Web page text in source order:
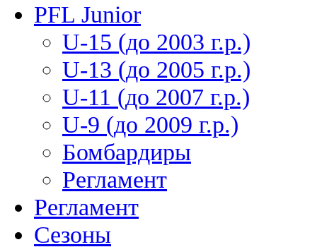
PFL Junior
U-15 (до 2003 г.р.)
U-13 (до 2005 г.р.)
U-11 (до 2007 г.р.)
U-9 (до 2009 г.р.)
Бомбардиры
Регламент
Регламент
Сезоны